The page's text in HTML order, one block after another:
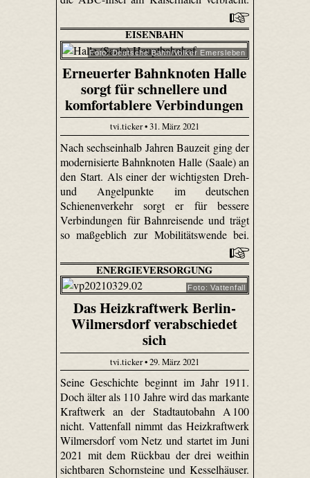
EISENBAHN
Foto: Deutsche Bahn/Volker Emersleben
Erneuerter Bahnknoten Halle
sorgt für schnellere und
komfortablere Verbindungen
tvi.ticker • 31. März 2021
Nach sechseinhalb Jahren Bauzeit ging der
modernisierte Bahnknoten Halle (Saale) an
den Start. Als einer der wichtigsten Dreh-
und Angelpunkte im deutschen
Schienenverkehr sorgt er für bessere
Verbindungen für Bahnreisende und trägt
so maßgeblich zur Mobilitätswende bei.
ENERGIEVERSORGUNG
Foto: Vattenfall
Das Heizkraftwerk Berlin-
Wilmersdorf verabschiedet
sich
tvi.ticker • 29. März 2021
Seine Geschichte beginnt im Jahr 1911.
Doch älter als 110 Jahre wird das markante
Kraftwerk an der Stadtautobahn A 100
nicht. Vattenfall nimmt das Heizkraftwerk
Wilmersdorf vom Netz und startet im Juni
2021 mit dem Rückbau der drei weithin
sichtbaren Schornsteine und Kesselhäuser.